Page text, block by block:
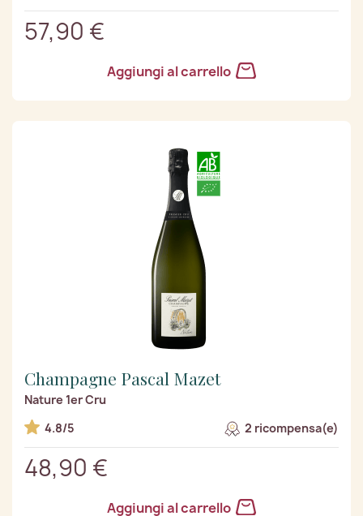
57,90 €
Aggiungi al carrello
Champagne Pascal Mazet
Nature 1er Cru
4.8/5
2 ricompensa(e)
48,90 €
Aggiungi al carrello